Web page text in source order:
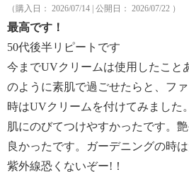
（購入日： 2026/07/14 | 公開日： 2026/07/22 ）
最高です！
50代後半リピートです
今までUVクリームは使用したこと
のように素肌で過ごせたらと、フ
時はUVクリームを付けてみました
肌にのびてつけやすかったです。
良かったです。ガーデニングの時
紫外線恐くないぞー!！